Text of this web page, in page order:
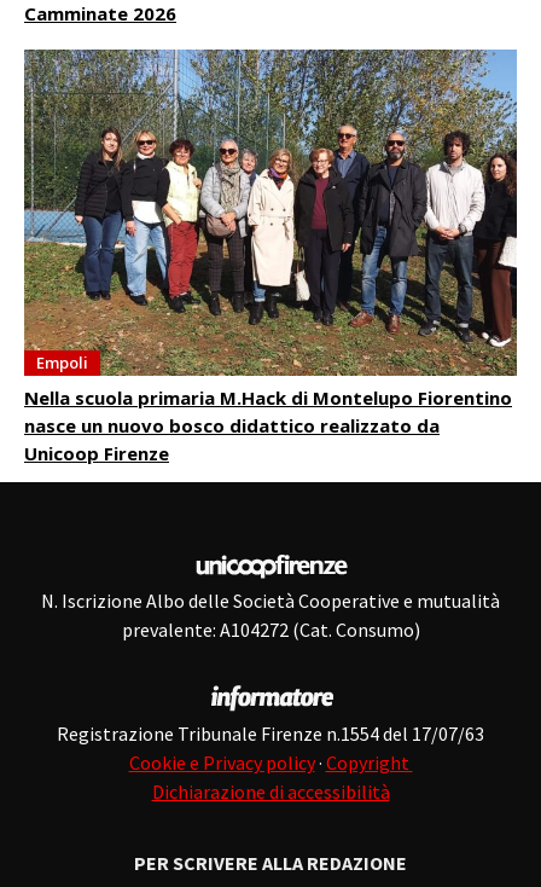
Camminate 2026
Empoli
Nella scuola primaria M.Hack di Montelupo Fiorentino
nasce un nuovo bosco didattico realizzato da
Unicoop Firenze
N. Iscrizione Albo delle Società Cooperative e mutualità
prevalente: A104272 (Cat. Consumo)
Registrazione Tribunale Firenze n.1554 del 17/07/63
Cookie e Privacy policy· Copyright
Dichiarazione di accessibilità
PER SCRIVERE ALLA REDAZIONE